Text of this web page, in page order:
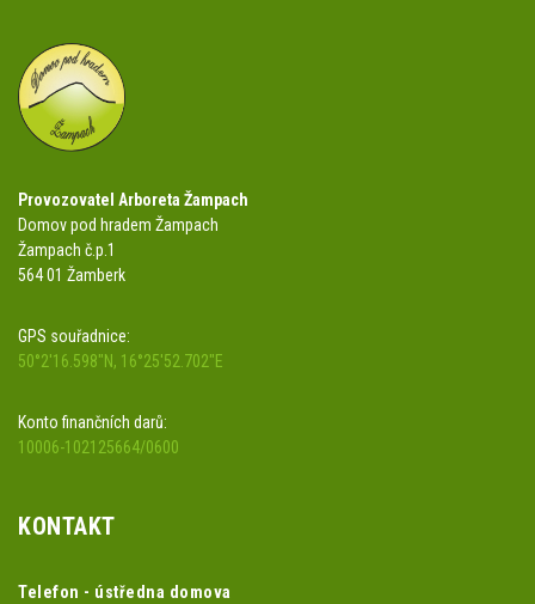
Provozovatel Arboreta Žampach
Domov pod hradem Žampach
Žampach č.p.1
564 01 Žamberk
GPS souřadnice:
50°2'16.598"N, 16°25'52.702"E
Konto finančních darů:
10006-102125664/0600
KONTAKT
Telefon - ústředna domova